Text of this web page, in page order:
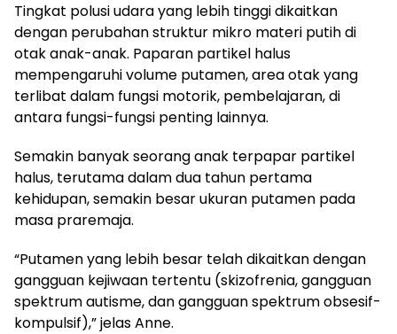
Tingkat polusi udara yang lebih tinggi dikaitkan
dengan perubahan struktur mikro materi putih di
otak anak-anak. Paparan partikel halus
mempengaruhi volume putamen, area otak yang
terlibat dalam fungsi motorik, pembelajaran, di
antara fungsi-fungsi penting lainnya.
Semakin banyak seorang anak terpapar partikel
halus, terutama dalam dua tahun pertama
kehidupan, semakin besar ukuran putamen pada
masa praremaja.
“Putamen yang lebih besar telah dikaitkan dengan
gangguan kejiwaan tertentu (skizofrenia, gangguan
spektrum autisme, dan gangguan spektrum obsesif-
kompulsif),” jelas Anne.